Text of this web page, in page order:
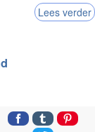
Lees verder